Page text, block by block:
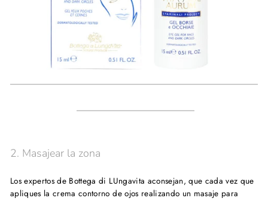
2. Masajear la zona
Los expertos de Bottega di LUngavita aconsejan, que cada vez que
apliques la crema contorno de ojos realizando un masaje para